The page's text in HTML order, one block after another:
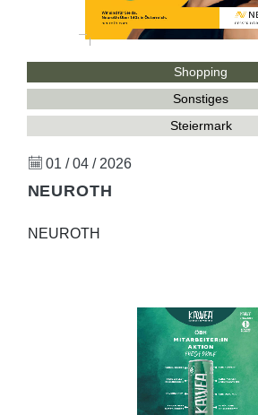
Shopping
Sonstiges
Steiermark
01 / 04 / 2026
NEUROTH
NEUROTH